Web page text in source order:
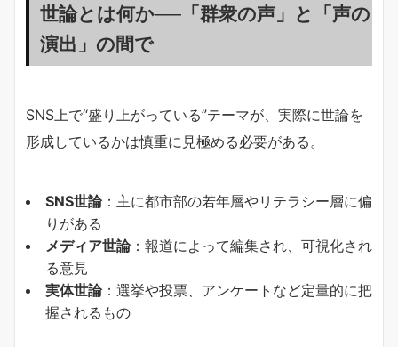
世論とは何か──「群衆の声」と「声の
演出」の間で
SNS上で“盛り上がっている”テーマが、実際に世論を
形成しているかは慎重に見極める必要がある。
SNS世論：主に都市部の若年層やリテラシー層に偏
りがある
メディア世論：報道によって編集され、可視化され
る意見
実体世論：選挙や投票、アンケートなど定量的に把
握されるもの